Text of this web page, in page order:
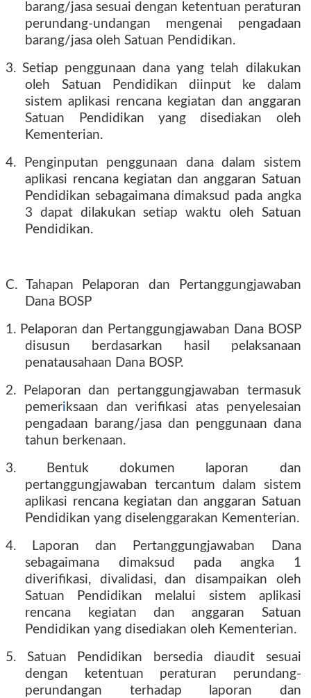
barang/jasa sesuai dengan ketentuan peraturan
perundang-undangan mengenai pengadaan
barang/jasa oleh Satuan Pendidikan.
3. Setiap penggunaan dana yang telah dilakukan
oleh Satuan Pendidikan diinput ke dalam
sistem aplikasi rencana kegiatan dan anggaran
Satuan Pendidikan yang disediakan oleh
Kementerian.
4. Penginputan penggunaan dana dalam sistem
aplikasi rencana kegiatan dan anggaran Satuan
Pendidikan sebagaimana dimaksud pada angka
3 dapat dilakukan setiap waktu oleh Satuan
Pendidikan.
C. Tahapan Pelaporan dan Pertanggungjawaban
Dana BOSP
1. Pelaporan dan Pertanggungjawaban Dana BOSP
disusun berdasarkan hasil pelaksanaan
penatausahaan Dana BOSP.
2. Pelaporan dan pertanggungjawaban termasuk
pemeri ksaan dan verifikasi atas penyelesaian
pengadaan barang/jasa dan penggunaan dana
tahun berkenaan.
3. Bentuk dokumen laporan dan
pertanggungjawaban tercantum dalam sistem
aplikasi rencana kegiatan dan anggaran Satuan
Pendidikan yang diselenggarakan Kementerian.
4. Laporan dan Pertanggungjawaban Dana
sebagaimana dimaksud pada angka 1
diverifikasi, divalidasi, dan disampaikan oleh
Satuan Pendidikan melalui sistem aplikasi
rencana kegiatan dan anggaran Satuan
Pendidikan yang disediakan oleh Kementerian.
5. Satuan Pendidikan bersedia diaudit sesuai
dengan ketentuan peraturan perundang-
perundangan terhadap laporan dan